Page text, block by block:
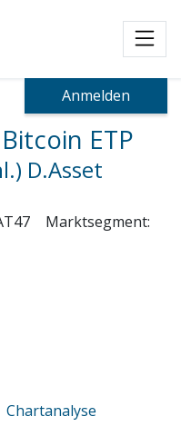
Anmelden
ETP
D.Asset
Marktsegment:
Chartanalyse